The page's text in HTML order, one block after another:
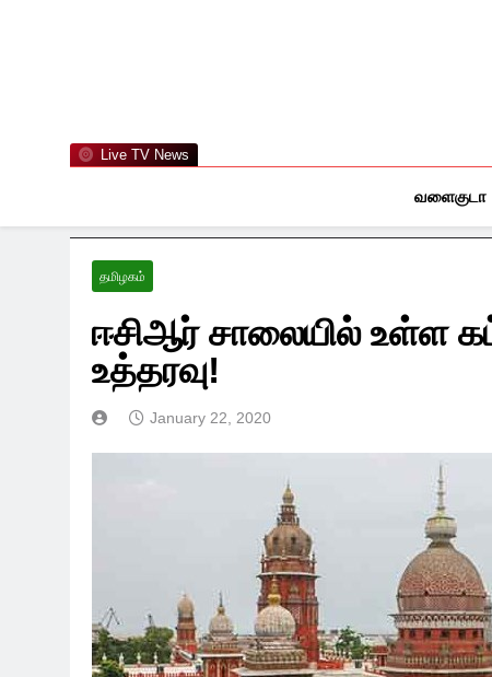
Live TV News
வளைகுடா
தமிழகம்
ஈசிஆர் சாலையில் உள்ள
உத்தரவு!
January 22, 2020